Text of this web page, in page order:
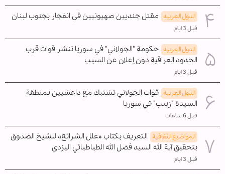
الدول العربیه مقتل جنديين صهيونيين في انفجار بجنوب لبنان
قبل 3 ايام
الدول العربیه حكومة "الجولاني" في سوريا تنشر قوات قرب
الحدود العراقية دون إعلان عن السبب
قبل 3 ايام
الدول العربیه قوات الجولاني تشتبك مع داعشيين بمنطقة
السيدة "زينب" في سوريا
قبل 6 ساعات
المواضیع الثقافية التعريف بكتاب «علل الشرائع» للشيخ الصدوق
بتحقيق آية الله السيد فضل الله الطباطبائي اليزدي
قبل 3 ايام